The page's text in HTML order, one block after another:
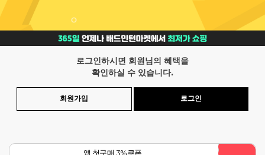
로그인하시면 회원님의 혜택을
확인하실 수 있습니다.
회원가입 로그인
앱 첫구매 3%쿠폰